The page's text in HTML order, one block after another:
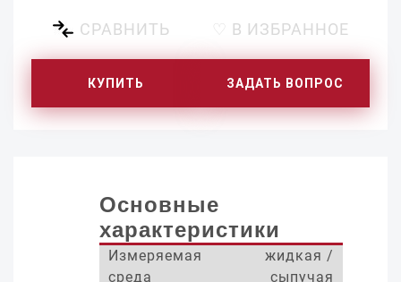
СРАВНИТЬ ♡ В ИЗБРАННОЕ
КУПИТЬ ЗАДАТЬ ВОПРОС
Основные
характеристики
Измеряемая
среда
жидкая /
сыпучая